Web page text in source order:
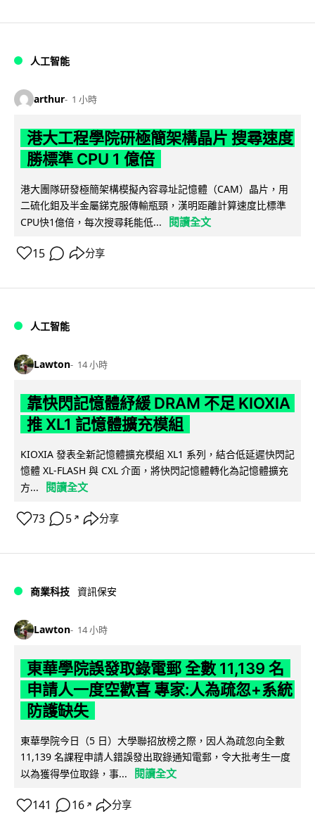
人工智能
arthur 1 小時
港大工程學院研極簡架構晶片 搜尋速度
勝標準 CPU 1 億倍
港大團隊研發極簡架構模擬內容尋址記憶體（CAM）晶片，用
二硫化鉬及半金屬銻克服傳輸瓶頸，漢明距離計算速度比標準
CPU快1億倍，每次搜尋耗能低...
閱讀全文
15 分享
人工智能
Lawton 14 小時
靠快閃記憶體紓緩 DRAM 不足 KIOXIA
推 XL1 記憶體擴充模組
KIOXIA 發表全新記憶體擴充模組 XL1 系列，結合低延遲快閃記
憶體 XL-FLASH 與 CXL 介面，將快閃記憶體轉化為記憶體擴充
方...
閱讀全文
73 5 ↗ 分享
商業科技 資訊保安
Lawton 14 小時
東華學院誤發取錄電郵 全數 11,139 名
申請人一度空歡喜 專家:人為疏忽+系統
防護缺失
東華學院今日（5 日）大學聯招放榜之際，因人為疏忽向全數
11,139 名課程申請人錯誤發出取錄通知電郵，令大批考生一度
以為獲得學位取錄，事...
閱讀全文
141 16 ↗ 分享